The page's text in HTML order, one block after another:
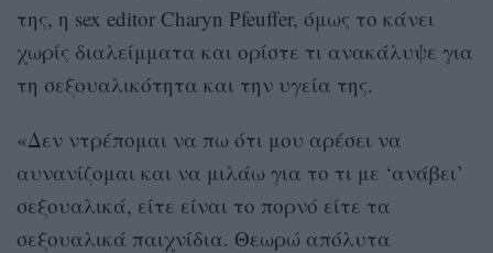
της, η sex editor Charyn Pfeuffer, όμως το κάνει
χωρίς διαλείμματα και ορίστε τι ανακάλυψε για
τη σεξουαλικότητα και την υγεία της.
«Δεν ντρέπομαι να πω ότι μου αρέσει να
αυνανίζομαι και να μιλάω για το τι με ‘ανάβει’
σεξουαλικά, είτε είναι το πορνό είτε τα
σεξουαλικά παιχνίδια. Θεωρώ απόλυτα